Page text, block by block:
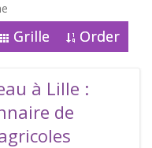
Grille Order
à Lille :
de